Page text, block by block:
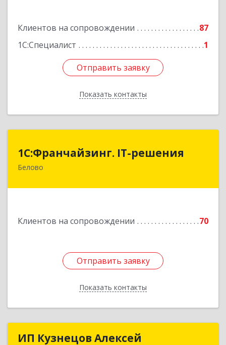
Клиентов на сопровождении
87
1С:Специалист
1
Отправить заявку
Показать контакты
Отправить заявку
Назад
1С:Франчайзинг. IT-решения
Белово
Клиентов на сопровождении 70
Отправить заявку
Показать контакты
1С:Франчайзинг. IT-решения
Отправить заявку
Назад
ИП Кузнецов АлексейИП Кузнецов Алексей